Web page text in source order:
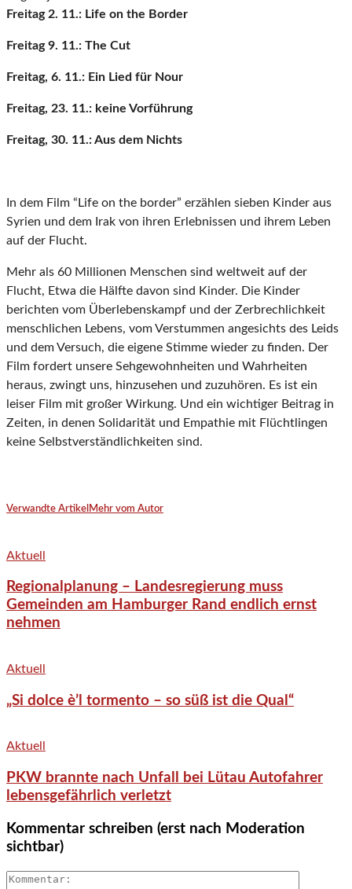
Freitag 2. 11.: Life on the Border
Freitag 9. 11.: The Cut
Freitag, 6. 11.: Ein Lied für Nour
Freitag, 23. 11.: keine Vorführung
Freitag, 30. 11.: Aus dem Nichts
In dem Film “Life on the border” erzählen sieben Kinder aus
Syrien und dem Irak von ihren Erlebnissen und ihrem Leben
auf der Flucht.
Mehr als 60 Millionen Menschen sind weltweit auf der
Flucht, Etwa die Hälfte davon sind Kinder. Die Kinder
berichten vom Überlebenskampf und der Zerbrechlichkeit
menschlichen Lebens, vom Verstummen angesichts des Leids
und dem Versuch, die eigene Stimme wieder zu finden. Der
Film fordert unsere Sehgewohnheiten und Wahrheiten
heraus, zwingt uns, hinzusehen und zuzuhören. Es ist ein
leiser Film mit großer Wirkung. Und ein wichtiger Beitrag in
Zeiten, in denen Solidarität und Empathie mit Flüchtlingen
keine Selbstverständlichkeiten sind.
Verwandte Artikel Mehr vom Autor
Aktuell
Regionalplanung – Landesregierung muss
Gemeinden am Hamburger Rand endlich ernst
nehmen
Aktuell
„Si dolce è’l tormento – so süß ist die Qual“
Aktuell
PKW brannte nach Unfall bei Lütau Autofahrer
lebensgefährlich verletzt
Kommentar schreiben (erst nach Moderation
sichtbar)